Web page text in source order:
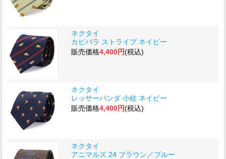
ネクタイ
カピバラ ストライプ ネイビー
販売価格4,400円(税込)
ネクタイ
レッサーパンダ 小紋 ネイビー
販売価格4,400円(税込)
ネクタイ
アニマルズ 24 ブラウン／ブルー